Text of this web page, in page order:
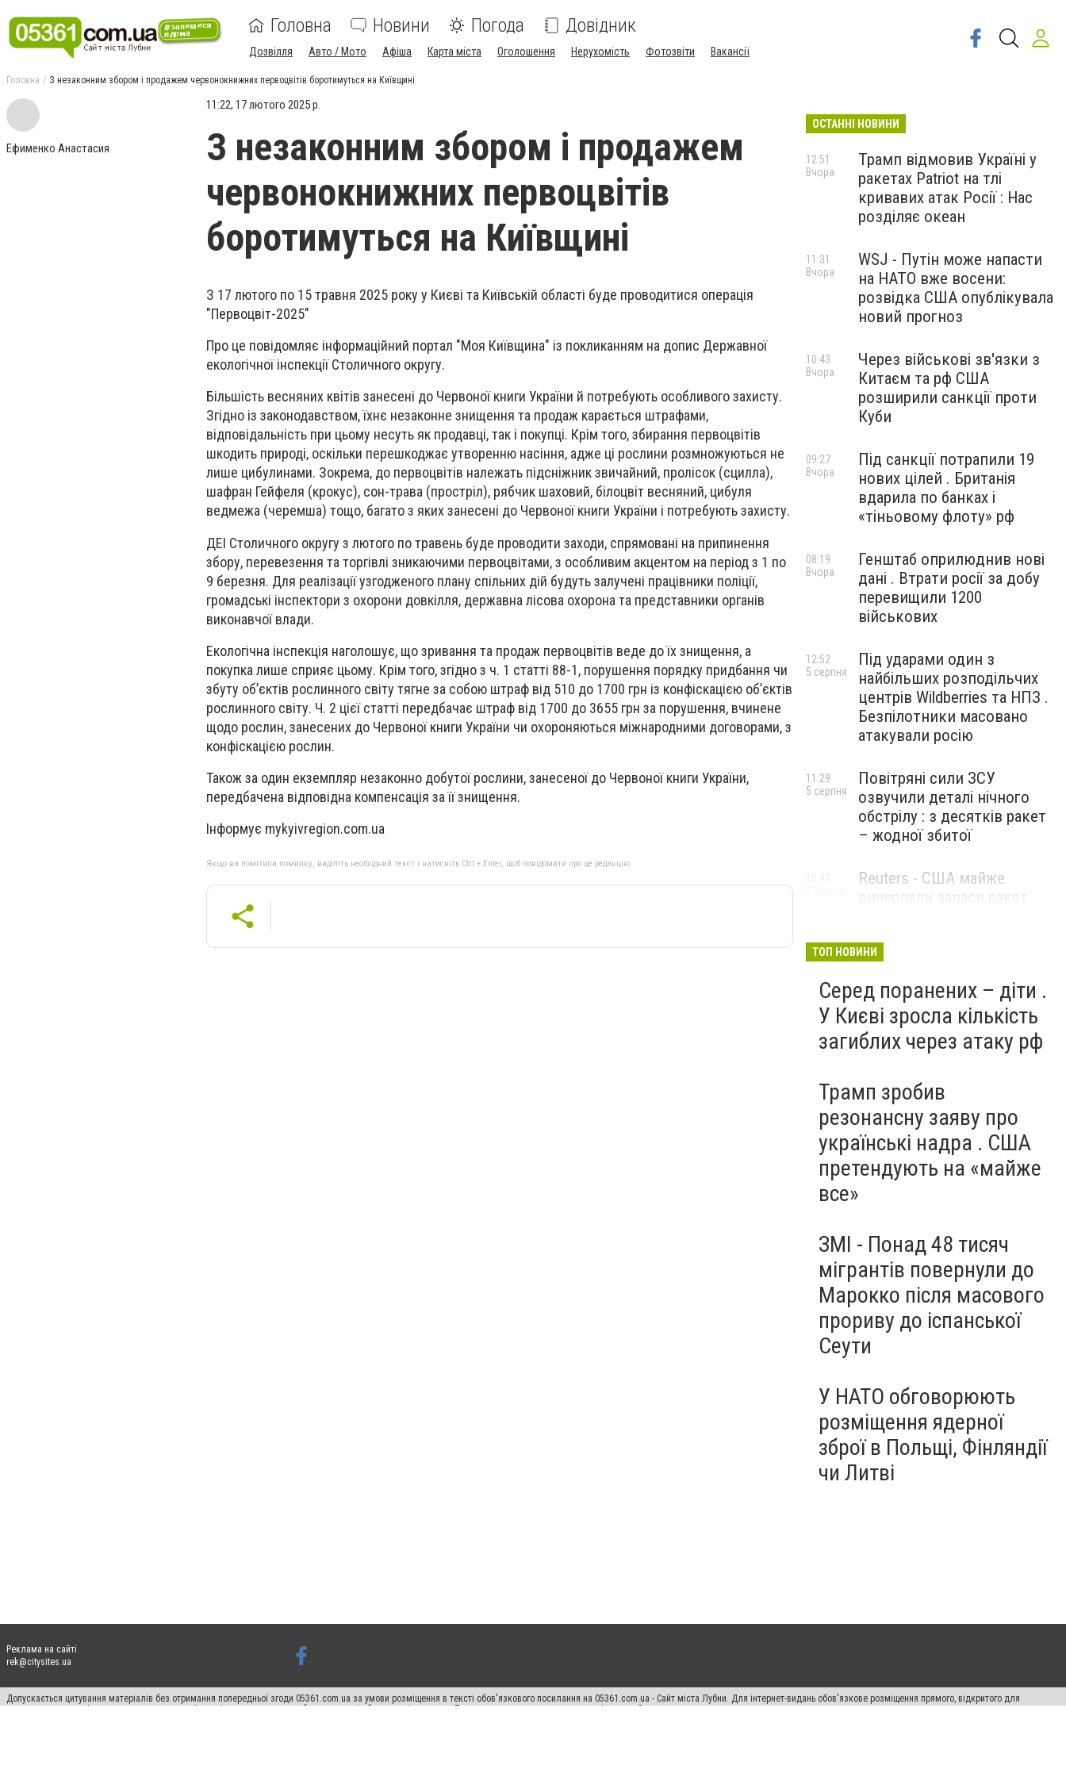
Головна Новини Погода Довідник
Дозвілля Авто / Мото Афіша Карта міста Оголошення Нерухомість Фотозвіти Вакансії
Головна З незаконним збором і продажем червонокнижних первоцвітів боротимуться на Київщині
Ефименко Анастасия
11:22, 17 лютого 2025 р.
З незаконним збором і продажем
червонокнижних первоцвітів
боротимуться на Київщині
З 17 лютого по 15 травня 2025 року у Києві та Київській області буде проводитися операція
"Первоцвіт-2025"
Про це повідомляє інформаційний портал "Моя Київщина" із покликанням на допис Державної
екологічної інспекції Столичного округу.
Більшість весняних квітів занесені до Червоної книги України й потребують особливого захисту.
Згідно із законодавством, їхнє незаконне знищення та продаж карається штрафами,
відповідальність при цьому несуть як продавці, так і покупці. Крім того, збирання первоцвітів
шкодить природі, оскільки перешкоджає утворенню насіння, адже ці рослини розмножуються не
лише цибулинами. Зокрема, до первоцвітів належать підсніжник звичайний, пролісок (сцилла),
шафран Гейфеля (крокус), сон-трава (простріл), рябчик шаховий, білоцвіт весняний, цибуля
ведмежа (черемша) тощо, багато з яких занесені до Червоної книги України і потребують захисту.
ДЕІ Столичного округу з лютого по травень буде проводити заходи, спрямовані на припинення
збору, перевезення та торгівлі зникаючими первоцвітами, з особливим акцентом на період з 1 по
9 березня. Для реалізації узгодженого плану спільних дій будуть залучені працівники поліції,
громадські інспектори з охорони довкілля, державна лісова охорона та представники органів
виконавчої влади.
Екологічна інспекція наголошує, що зривання та продаж первоцвітів веде до їх знищення, а
покупка лише сприяє цьому. Крім того, згідно з ч. 1 статті 88-1, порушення порядку придбання чи
збуту об’єктів рослинного світу тягне за собою штраф від 510 до 1700 грн із конфіскацією об’єктів
рослинного світу. Ч. 2 цієї статті передбачає штраф від 1700 до 3655 грн за порушення, вчинене
щодо рослин, занесених до Червоної книги України чи охороняються міжнародними договорами, з
конфіскацією рослин.
Також за один екземпляр незаконно добутої рослини, занесеної до Червоної книги України,
передбачена відповідна компенсація за її знищення.
Інформує mykyivregion.com.ua
Якщо ви помітили помилку, виділіть необхідний текст і натисніть Ctrl + Enter, щоб повідомити про це редакцію
ОСТАННІ НОВИНИ
Трамп відмовив Україні у
ракетах Patriot на тлі
кривавих атак Росії : Нас
розділяє океан
12:51
Вчора
WSJ - Путін може напасти
на НАТО вже восени:
розвідка США опублікувала
новий прогноз
11:31
Вчора
Через військові зв'язки з
Китаєм та рф США
розширили санкції проти
Куби
10:43
Вчора
Під санкції потрапили 19
нових цілей . Британія
вдарила по банках і
«тіньовому флоту» рф
09:27
Вчора
Генштаб оприлюднив нові
дані . Втрати росії за добу
перевищили 1200
військових
08:19
Вчора
Під ударами один з
найбільших розподільчих
центрів Wildberries та НПЗ .
Безпілотники масовано
атакували росію
12:52
5 серпня
Повітряні сили ЗСУ
озвучили деталі нічного
обстрілу : з десятків ракет
– жодної збитої
11:29
5 серпня
Reuters - США майже
ТОП НОВИНИ
Серед поранених – діти .
У Києві зросла кількість
загиблих через атаку рф
Трамп зробив
резонансну заяву про
українські надра . США
претендують на «майже
все»
ЗМІ - Понад 48 тисяч
мігрантів повернули до
Марокко після масового
прориву до іспанської
Сеути
У НАТО обговорюють
розміщення ядерної
зброї в Польщі, Фінляндії
чи Литві
Реклама на сайті
rek@citysites.ua
Допускається цитування матеріалів без отримання попередньої згоди 05361.com.ua за умови розміщення в тексті обов'язкового посилання на 05361.com.ua - Сайт міста Лубни. Для інтернет-видань обов'язкове розміщення прямого, відкритого для
пошукових систем гіперпосилання на цитовані статті не нижче другого абзацу в тексті або в якості джерела. Порушення виняткових прав переслідується Законом.